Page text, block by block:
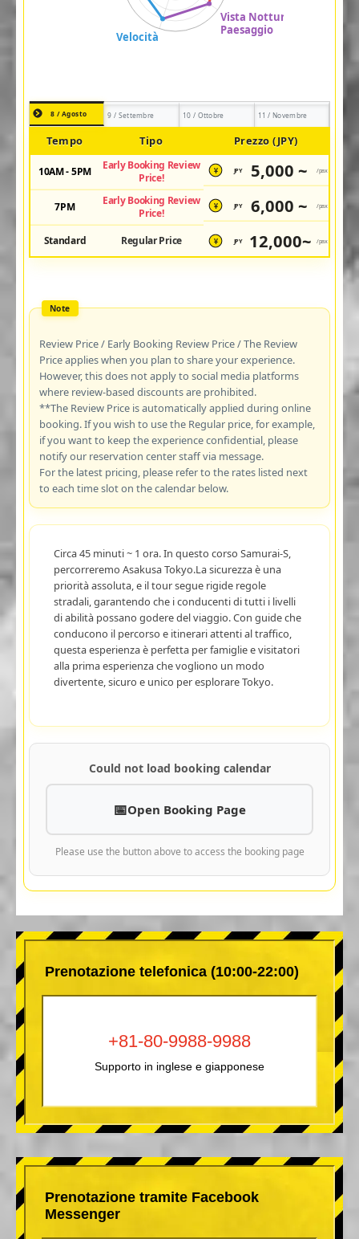
8 / Agosto 9 / Settembre 10 / Ottobre 11 / Novembre
Tempo Tipo Prezzo (JPY)
10AM - 5PM
Early Booking Review
Price!
¥ JPY 5,000 ~ /pax
7PM
Early Booking Review
Price!
¥ JPY 6,000 ~ /pax
Standard Regular Price ¥ JPY 12,000~ /pax
Review Price / Early Booking Review Price / The Review
Price applies when you plan to share your experience.
However, this does not apply to social media platforms
where review-based discounts are prohibited.
**The Review Price is automatically applied during online
booking. If you wish to use the Regular price, for example,
if you want to keep the experience confidential, please
notify our reservation center staff via message.
For the latest pricing, please refer to the rates listed next
to each time slot on the calendar below.
Circa 45 minuti ~ 1 ora. In questo corso Samurai-S,
percorreremo Asakusa Tokyo.La sicurezza è una
priorità assoluta, e il tour segue rigide regole
stradali, garantendo che i conducenti di tutti i livelli
di abilità possano godere del viaggio. Con guide che
conducono il percorso e itinerari attenti al traffico,
questa esperienza è perfetta per famiglie e visitatori
alla prima esperienza che vogliono un modo
divertente, sicuro e unico per esplorare Tokyo.
Could not load booking calendar
Open Booking Page
Please use the button above to access the booking page
Prenotazione telefonica (10:00-22:00)
+81-80-9988-9988
Supporto in inglese e giapponese
Prenotazione tramite Facebook
Messenger